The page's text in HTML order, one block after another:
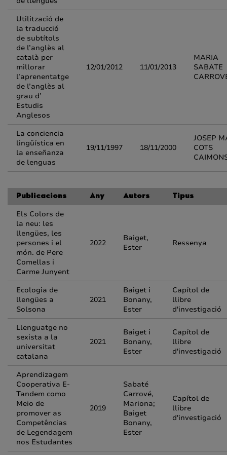
Utilització de
la traducció
de subtítols
de l’anglès al
català per
millorar
l’aprenentatge
de l’anglès al
grau d’
Estudis
Anglesos
12/01/2012 11/01/2013
MARIA
SABATE
La conciencia
lingüística en
la enseñanza
de lenguas
19/11/1997 18/11/2000
JOSEP
COTS
Publicacions Any Autors Tipus
Els Colors de
la neu: les
llengües, les
persones i el
món. de Pere
Comellas i
Carme Junyent
2022
Baiget,
Ester
Ressenya
Ecologia de
llengües a
Solsona
2021
Baiget i
Bonany,
Ester
Capítol de
llibre
d'investigació
Llenguatge no
sexista a la
universitat
catalana
2021
Baiget i
Bonany,
Ester
Capítol de
llibre
d'investigació
Aprendizagem
Cooperativa E-
Tandem como
Meio de
promover as
Competências
de Legendagem
nos Estudantes
2019
Sabaté
Carrové,
Mariona;
Baiget
Bonany,
Ester
Capítol de
llibre
d'investigació